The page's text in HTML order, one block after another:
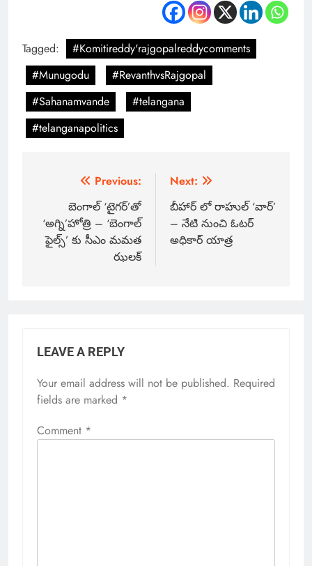
Tagged:
#Komitireddy'rajgopalreddycomments
#Munugodu
#RevanthvsRajgopal
#Sahanamvande
#telangana
#telanganapolitics
Previous:
బెంగాల్ ‘టైగర్’తో
‘అగ్ని’హోత్రి – ‘బెంగాల్
ఫైల్స్’ కు సీఎం మమత
ఝలక్
Next:
బీహార్ లో రాహుల్ ‘వార్’
– నేటి నుంచి ఓటర్
అధికార్ యాత్ర
LEAVE A REPLY
Your email address will not be published. Required
fields are marked *
Comment *